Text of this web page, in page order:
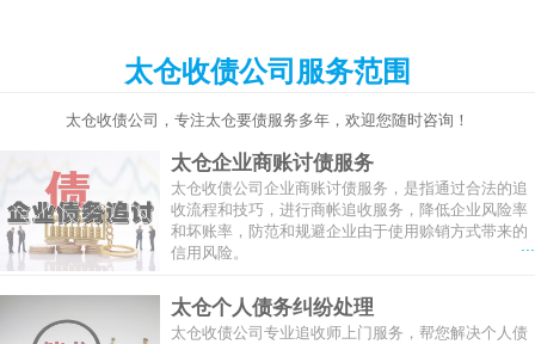
太仓收债公司服务范围
太仓收债公司，专注太仓要债服务多年，欢迎您随时咨询！
太仓企业商账讨债服务
太仓收债公司企业商账讨债服务，是指通过合法的追
收流程和技巧，进行商帐追收服务，降低企业风险率
和坏账率，防范和规避企业由于使用赊销方式带来的
信用风险。
...
太仓个人债务纠纷处理
太仓收债公司专业追收师上门服务，帮您解决个人债